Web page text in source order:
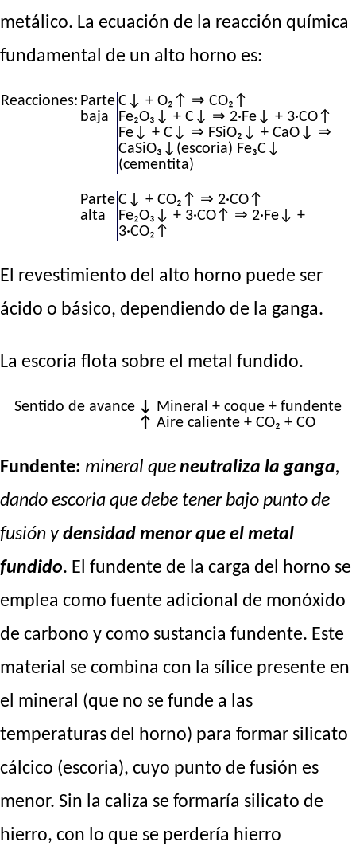
metálico. La ecuación de la reacción química
fundamental de un alto horno es:
Reacciones: Parte
baja
C↓ + O₂↑ ⇒ CO₂↑
Fe₂O₃↓ + C↓ ⇒ 2·Fe↓ + 3·CO↑
Fe↓ + C↓ ⇒ FSiO₂↓ + CaO↓ ⇒
CaSiO₃↓(escoria) Fe₃C↓
(cementita)
Parte
alta
C↓ + CO₂↑ ⇒ 2·CO↑
Fe₂O₃↓ + 3·CO↑ ⇒ 2·Fe↓ +
3·CO₂↑
El revestimiento del alto horno puede ser
ácido o básico, dependiendo de la ganga.
La escoria flota sobre el metal fundido.
Sentido de avance ↓ Mineral + coque + fundente
↑ Aire caliente + CO₂ + CO
Fundente: mineral que neutraliza la ganga,
dando escoria que debe tener bajo punto de
fusión y densidad menor que el metal
fundido. El fundente de la carga del horno se
emplea como fuente adicional de monóxido
de carbono y como sustancia fundente. Este
material se combina con la sílice presente en
el mineral (que no se funde a las
temperaturas del horno) para formar silicato
cálcico (escoria), cuyo punto de fusión es
menor. Sin la caliza se formaría silicato de
hierro, con lo que se perdería hierro